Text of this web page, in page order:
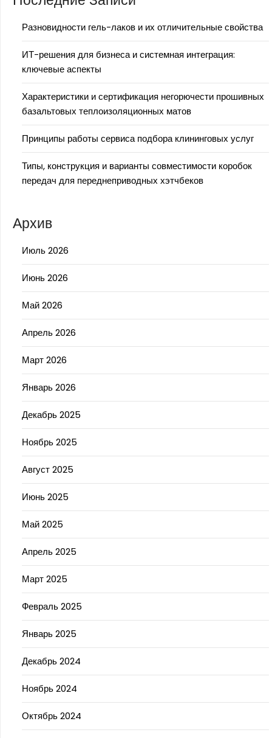
Разновидности гель-лаков и их отличительные свойства
ИТ-решения для бизнеса и системная интеграция:
ключевые аспекты
Характеристики и сертификация негорючести прошивных
базальтовых теплоизоляционных матов
Принципы работы сервиса подбора клининговых услуг
Типы, конструкция и варианты совместимости коробок
передач для переднеприводных хэтчбеков
Архив
Июль 2026
Июнь 2026
Май 2026
Апрель 2026
Март 2026
Январь 2026
Декабрь 2025
Ноябрь 2025
Август 2025
Июнь 2025
Май 2025
Апрель 2025
Март 2025
Февраль 2025
Январь 2025
Декабрь 2024
Ноябрь 2024
Октябрь 2024